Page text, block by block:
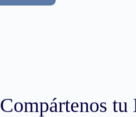
Compártenos